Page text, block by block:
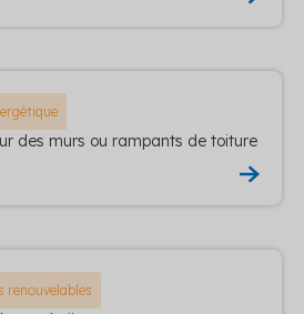
des murs ou rampants de toiture
renouvelables